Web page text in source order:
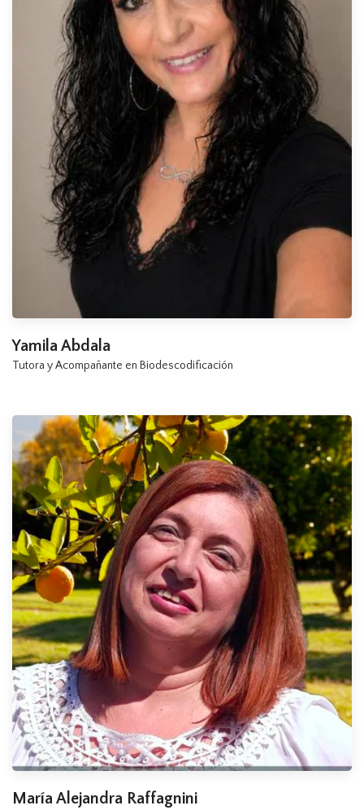
Yamila Abdala
Tutora y Acompañante en Biodescodificación
María Alejandra Raffagnini